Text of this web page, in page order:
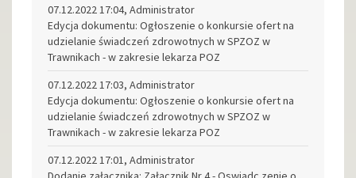
07.12.2022 17:04, Administrator
Edycja dokumentu: Ogłoszenie o konkursie ofert na
udzielanie świadczeń zdrowotnych w SPZOZ w
Trawnikach - w zakresie lekarza POZ
07.12.2022 17:03, Administrator
Edycja dokumentu: Ogłoszenie o konkursie ofert na
udzielanie świadczeń zdrowotnych w SPZOZ w
Trawnikach - w zakresie lekarza POZ
07.12.2022 17:01, Administrator